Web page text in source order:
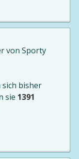
von Sporty
sich bisher
sie 1391